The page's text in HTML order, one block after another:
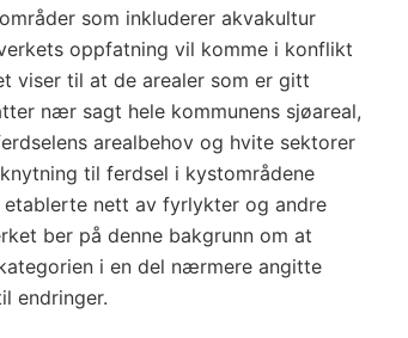
som inkluderer akvakultur
oppfatning vil komme i konflikt
viser til at de arealer som er gitt
nær sagt hele kommunens sjøareal,
arealbehov og hvite sektorer
til ferdsel i kystområdene
nett av fyrlykter og andre
ber på denne bakgrunn om at
i en del nærmere angitte
endringer.